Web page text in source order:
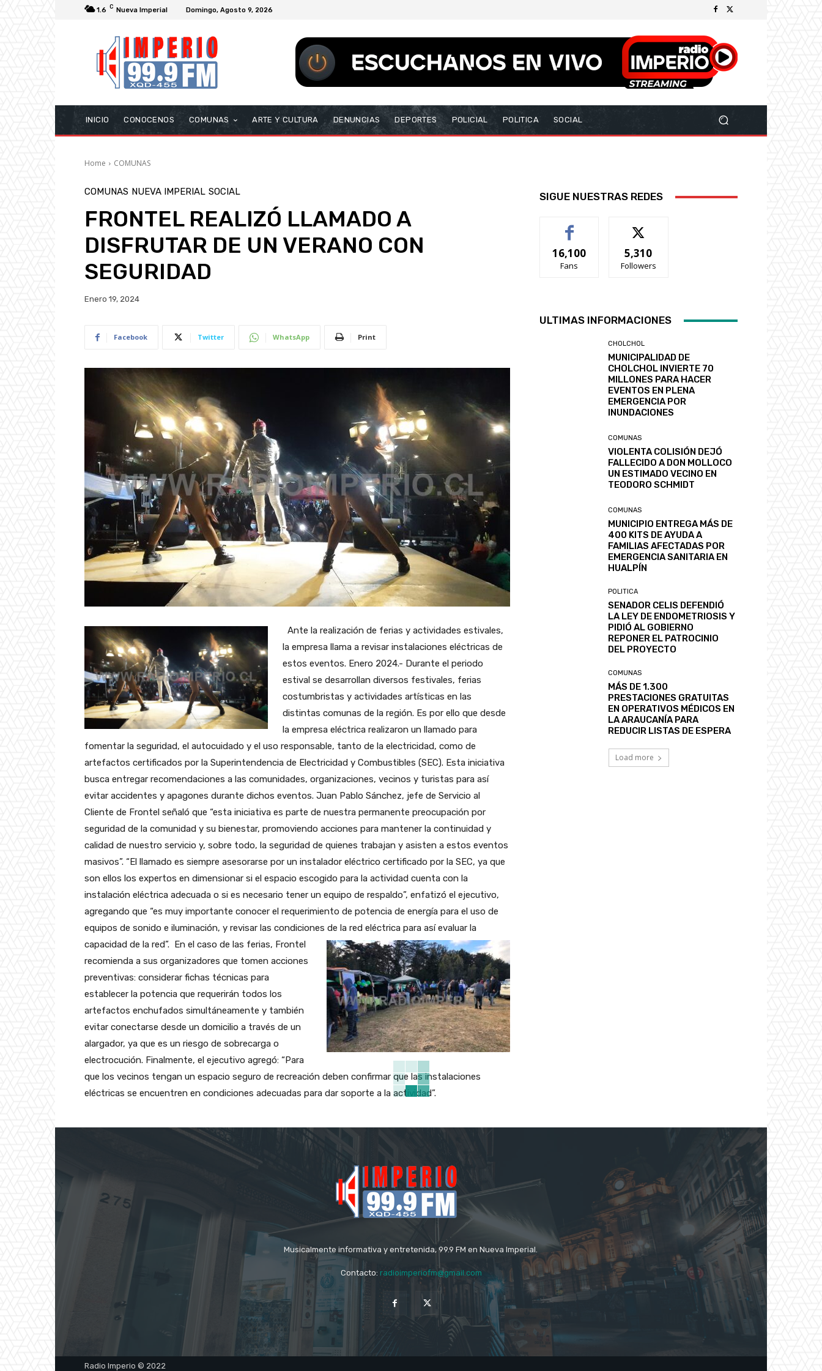
1.6 C Nueva Imperial Domingo, Agosto 9, 2026
INICIO CONOCENOS COMUNAS ARTE Y CULTURA DENUNCIAS DEPORTES POLICIAL POLITICA SOCIAL
Home COMUNAS
COMUNAS NUEVA IMPERIAL SOCIAL
FRONTEL REALIZÓ LLAMADO A
DISFRUTAR DE UN VERANO CON
SEGURIDAD
Enero 19, 2024
Facebook Twitter WhatsApp Print
Ante la realización de ferias y actividades estivales,
la empresa llama a revisar instalaciones eléctricas de
estos eventos. Enero 2024.- Durante el periodo
estival se desarrollan diversos festivales, ferias
costumbristas y actividades artísticas en las
distintas comunas de la región. Es por ello que desde
la empresa eléctrica realizaron un llamado para
fomentar la seguridad, el autocuidado y el uso responsable, tanto de la electricidad, como de
artefactos certificados por la Superintendencia de Electricidad y Combustibles (SEC). Esta iniciativa
busca entregar recomendaciones a las comunidades, organizaciones, vecinos y turistas para así
evitar accidentes y apagones durante dichos eventos. Juan Pablo Sánchez, jefe de Servicio al
Cliente de Frontel señaló que “esta iniciativa es parte de nuestra permanente preocupación por
seguridad de la comunidad y su bienestar, promoviendo acciones para mantener la continuidad y
calidad de nuestro servicio y, sobre todo, la seguridad de quienes trabajan y asisten a estos eventos
masivos”. “El llamado es siempre asesorarse por un instalador eléctrico certificado por la SEC, ya que
son ellos los expertos en dimensionar si el espacio escogido para la actividad cuenta con la
instalación eléctrica adecuada o si es necesario tener un equipo de respaldo”, enfatizó el ejecutivo,
agregando que “es muy importante conocer el requerimiento de potencia de energía para el uso de
equipos de sonido e iluminación, y revisar las condiciones de la red eléctrica para así evaluar la
capacidad de la red”.
En el caso de las ferias, Frontel
recomienda a sus organizadores que tomen acciones
preventivas: considerar fichas técnicas para
establecer la potencia que requerirán todos los
artefactos enchufados simultáneamente y también
evitar conectarse desde un domicilio a través de un
alargador, ya que es un riesgo de sobrecarga o
electrocución. Finalmente, el ejecutivo agregó: “Para
que los vecinos tengan un espacio seguro de recreación deben confirmar que las instalaciones
eléctricas se encuentren en condiciones adecuadas para dar soporte a la actividad”.
SIGUE NUESTRAS REDES
16,100
Fans
5,310
Followers
ULTIMAS INFORMACIONES
CHOLCHOL
MUNICIPALIDAD DE
CHOLCHOL INVIERTE 70
MILLONES PARA HACER
EVENTOS EN PLENA
EMERGENCIA POR
INUNDACIONES
COMUNAS
VIOLENTA COLISIÓN DEJÓ
FALLECIDO A DON MOLLOCO
UN ESTIMADO VECINO EN
TEODORO SCHMIDT
COMUNAS
MUNICIPIO ENTREGA MÁS DE
400 KITS DE AYUDA A
FAMILIAS AFECTADAS POR
EMERGENCIA SANITARIA EN
HUALPÍN
POLITICA
SENADOR CELIS DEFENDIÓ
LA LEY DE ENDOMETRIOSIS Y
PIDIÓ AL GOBIERNO
REPONER EL PATROCINIO
DEL PROYECTO
COMUNAS
MÁS DE 1.300
PRESTACIONES GRATUITAS
EN OPERATIVOS MÉDICOS EN
LA ARAUCANÍA PARA
REDUCIR LISTAS DE ESPERA
Load more
Musicalmente informativa y entretenida, 99.9 FM en Nueva Imperial.
Contacto: radioimperiofm@gmail.com
Radio Imperio © 2022